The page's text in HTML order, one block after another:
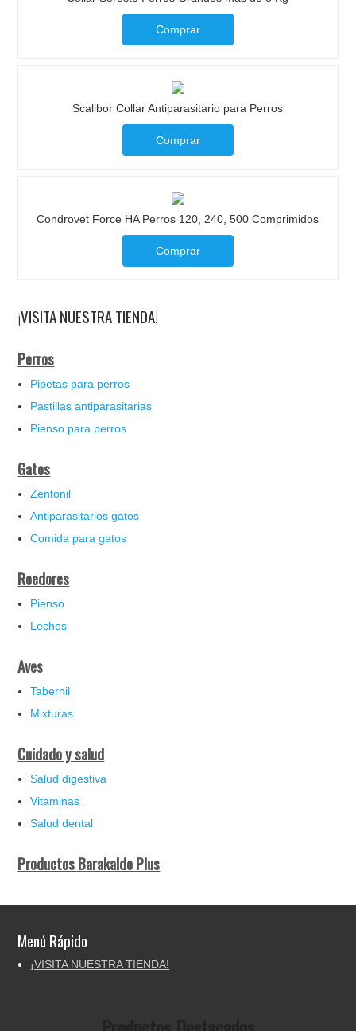
Comprar
Scalibor Collar Antiparasitario para Perros
Comprar
Condrovet Force HA Perros 120, 240, 500 Comprimidos
Comprar
¡VISITA NUESTRA TIENDA!
Perros
Pipetas para perros
Pastillas antiparasitarias
Pienso para perros
Gatos
Zentonil
Antiparasitarios gatos
Comida para gatos
Roedores
Pienso
Lechos
Aves
Tabernil
Mixturas
Cuidado y salud
Salud digestiva
Vitaminas
Salud dental
Productos Barakaldo Plus
Menú Rápido
¡VISITA NUESTRA TIENDA!